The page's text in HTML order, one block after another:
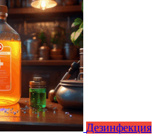
Дезинфекция